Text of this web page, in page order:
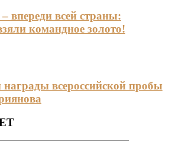
впереди всей страны:
командное золото!
всероссийской пробы